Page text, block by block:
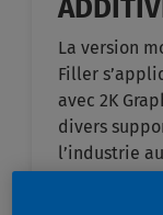
La version
Filler
avec 2K
divers
l’industrie